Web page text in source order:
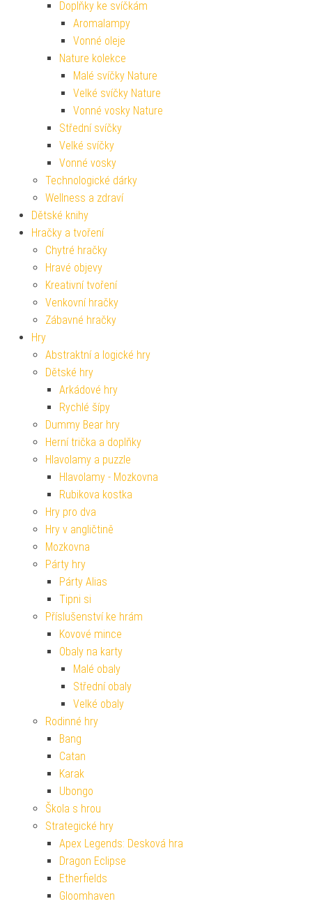
Doplňky ke svíčkám
Aromalampy
Vonné oleje
Nature kolekce
Malé svíčky Nature
Velké svíčky Nature
Vonné vosky Nature
Střední svíčky
Velké svíčky
Vonné vosky
Technologické dárky
Wellness a zdraví
Dětské knihy
Hračky a tvoření
Chytré hračky
Hravé objevy
Kreativní tvoření
Venkovní hračky
Zábavné hračky
Hry
Abstraktní a logické hry
Dětské hry
Arkádové hry
Rychlé šípy
Dummy Bear hry
Herní trička a doplňky
Hlavolamy a puzzle
Hlavolamy - Mozkovna
Rubikova kostka
Hry pro dva
Hry v angličtině
Mozkovna
Párty hry
Párty Alias
Tipni si
Příslušenství ke hrám
Kovové mince
Obaly na karty
Malé obaly
Střední obaly
Velké obaly
Rodinné hry
Bang
Catan
Karak
Ubongo
Škola s hrou
Strategické hry
Apex Legends: Desková hra
Dragon Eclipse
Etherfields
Gloomhaven